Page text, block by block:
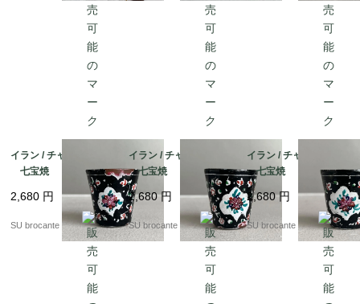
色合いはお使いのモニターのよって、実物と多少異なること
がございますので、ご了承ください。
イラン / チャイカップC
七宝焼
2,680 円
SU brocante
イラン / チャイカップB
七宝焼
2,680円
SU brocante
イラン / チャイカップA
七宝焼
2,680円
SU brocante